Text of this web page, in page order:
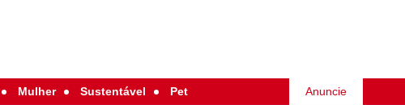
Mulher Sustentável Pet Anuncie